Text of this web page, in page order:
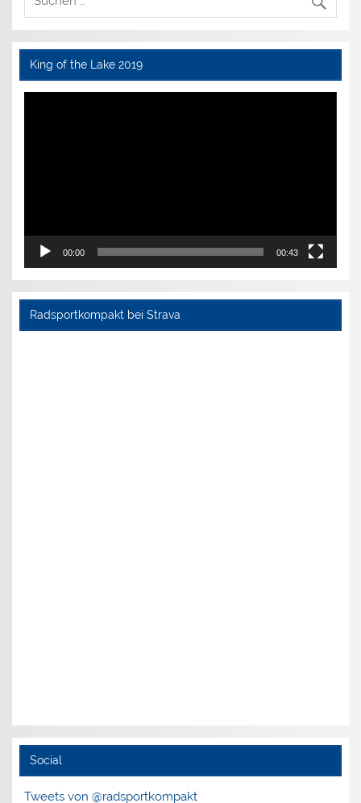
King of the Lake 2019
Video-
00:00 00:43
Radsportkompakt bei Strava
Social
Tweets von @radsportkompakt